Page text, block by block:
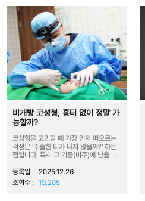
비개방 코성형, 흉터 없이 정말 가
능할까?
코성형을 고민할 때 가장 먼저 떠오르는
걱정은 '수술한 티가 나지 않을까?' 하는
점입니다. 특히 코 기둥(비주)에 남을 ...
등록일 : 2025.12.26
조회수 : 19,205